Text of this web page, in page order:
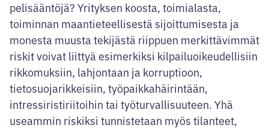
pelisääntöjä? Yrityksen koosta, toimialasta,
toiminnan maantieteellisestä sijoittumisesta ja
monesta muusta tekijästä riippuen merkittävimmät
riskit voivat liittyä esimerkiksi kilpailuoikeudellisiin
rikkomuksiin, lahjontaan ja korruptioon,
tietosuojarikkeisiin, työpaikkahäirintään,
intressiristiriitoihin tai työturvallisuuteen. Yhä
useammin riskiksi tunnistetaan myös tilanteet,